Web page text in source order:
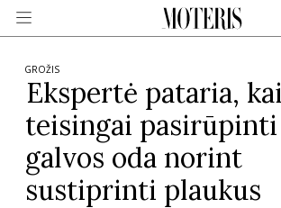
VEIDAI
MONARCHIJA
GROŽIS
Ekspertė pataria,
teisingai pasirūpinti
galvos oda norint
sustiprinti plaukus